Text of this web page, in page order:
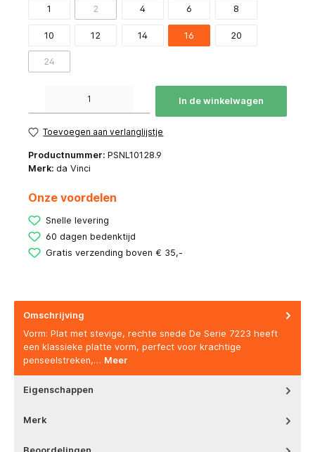
1 2 4 6 8
10 12 14 16 20
24
In de winkelwagen
Toevoegen aan verlanglijstje
Productnummer: PSNL10128.9
Merk: da Vinci
Onze voordelen
Snelle levering
60 dagen bedenktijd
Gratis verzending boven € 35,-
Omschrijving
Vorm: Plat met stevige, rechte snede De Serie 7223 heeft
een klassieke platte vorm, perfect voor krachtige
penseelstreken,… Meer
Eigenschappen
Merk